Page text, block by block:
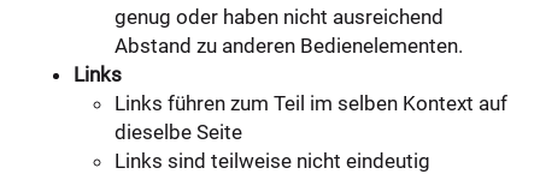
genug oder haben nicht ausreichend
Abstand zu anderen Bedienelementen.
Links
Links führen zum Teil im selben Kontext auf
dieselbe Seite
Links sind teilweise nicht eindeutig